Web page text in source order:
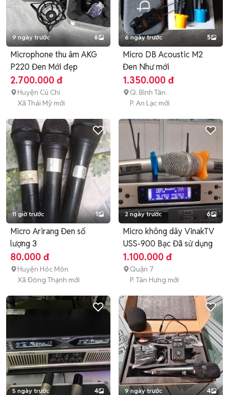
9 ngày trước 6
Microphone thu âm AKG
P220 Đen Mới đẹp
2.700.000 đ
Huyện Củ Chi
Xã Thái Mỹ mới
6 ngày trước 5
Micro DB Acoustic M2
Đen Như mới
1.350.000 đ
Q. Bình Tân
P. An Lạc mới
11 giờ trước 1
Micro Arirang Đen số
lượng 3
80.000 đ
Huyện Hóc Môn
Xã Đông Thạnh mới
2 ngày trước 6
Micro không dây VinakTV
USS-900 Bạc Đã sử dụng
1.100.000 đ
Quận 7
P. Tân Hưng mới
5 ngày trước 4 9 ngày trước 4